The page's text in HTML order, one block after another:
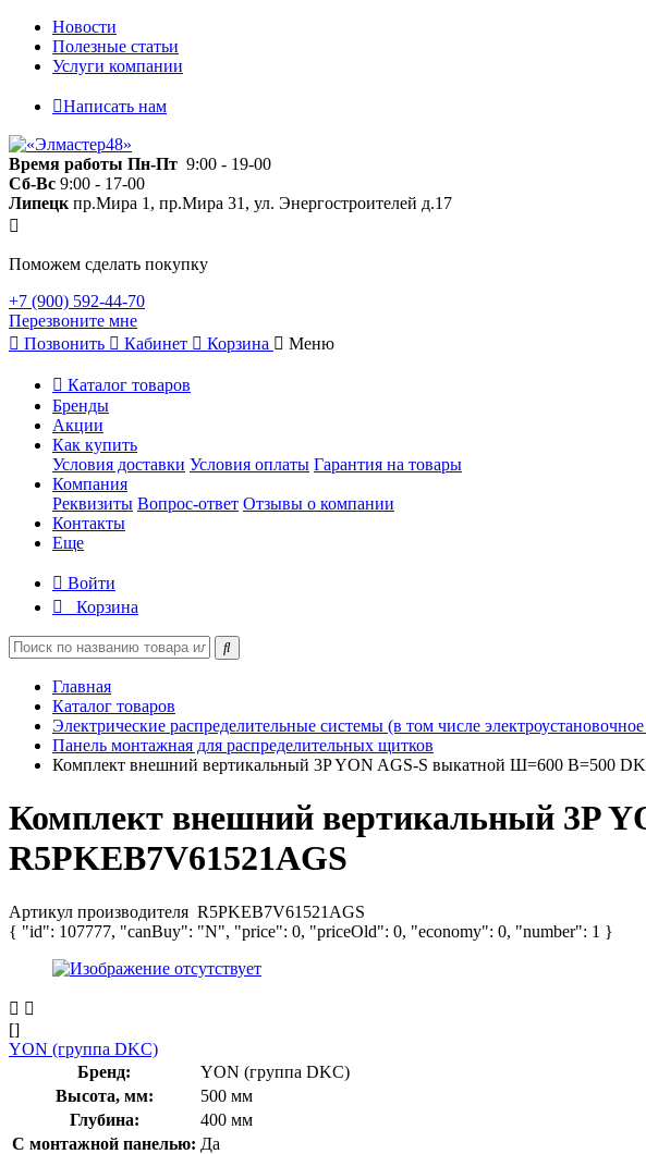
Новости
Полезные статьи
Услуги компании
Написать нам
Время работы Пн-Пт 9:00 - 19-00
Сб-Вс 9:00 - 17-00
Липецк пр.Мира 1, пр.Мира 31, ул. Энергостроителей д.17
Поможем сделать покупку
+7 (900) 592-44-70
Перезвоните мне
Позвонить
Кабинет Корзина Меню
Каталог товаров
Бренды
Акции
Как купить
Условия доставки Условия оплаты Гарантия на товары
Компания
Реквизиты Вопрос-ответ Отзывы о компании
Контакты
Еще
Войти
Корзина
Главная
Каталог товаров
Электрические распределительные системы (в том числе
Панель монтажная для распределительных щитков
Комплект внешний вертикальный 3P YON AGS-S выкатной Ш=600 В=500
Комплект внешний вертикальный 3P
R5PKEB7V61521AGS
Артикул производителя R5PKEB7V61521AGS
{ "id": 107777, "canBuy": "N", "price": 0, "priceOld": 0, "economy": 0, "number": 1 }
[]
YON (группа DKC)
Бренд:
YON (группа DKC)
Высота, мм:
500 мм
Глубина:
400 мм
С монтажной панелью: Да